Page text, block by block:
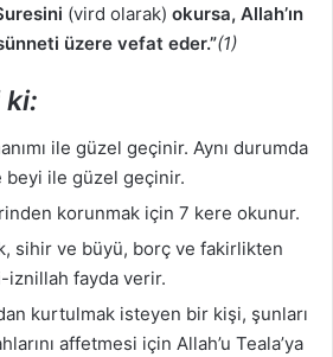
(vird olarak) okursa, Allah’ın
üzere vefat eder.”(1)
ki:
ile güzel geçinir. Aynı durumda
beyi ile güzel geçinir.
korunmak için 7 kere okunur.
sihir ve büyü, borç ve fakirlikten
iznillah fayda verir.
kurtulmak isteyen bir kişi, şunları
affetmesi için Allah’u Teala’ya